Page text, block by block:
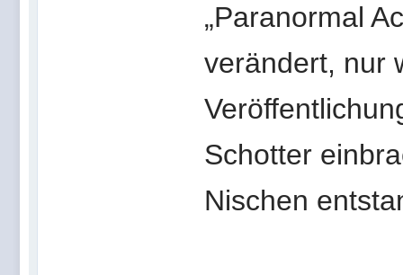
„Paranormal
verändert, nur
Schotter
Nischen